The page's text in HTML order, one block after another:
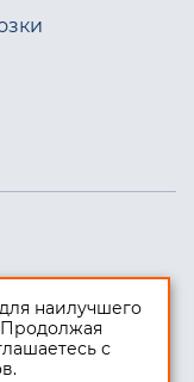
наилучшего
Продолжая
с